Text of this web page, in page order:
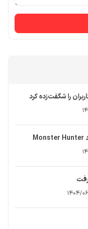
روش عجیب برای بهبود عملکرد Monster Hunter
۰۶/۰۴